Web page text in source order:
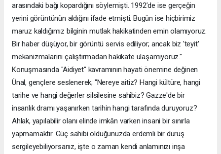
arasındaki bağı kopardığını söylemişti. 1992’de ise gerçeğin
yerini görüntünün aldığını ifade etmişti. Bugün ise hiçbirimiz
maruz kaldığımız bilginin mutlak hakikatinden emin olamıyoruz.
Bir haber düşüyor, bir görüntü servis ediliyor; ancak biz 'teyit'
mekanizmalarını çalıştırmadan hakikate ulaşamıyoruz."
Konuşmasında "Aidiyet" kavramının hayati önemine değinen
Ünal, gençlere seslenerek; "Nereye aitiz? Hangi kültüre, hangi
tarihe ve hangi değerler silsilesine sahibiz? Gazze'de bir
insanlık dramı yaşanırken tarihin hangi tarafında duruyoruz?
Ahlak, yapılabilir olanı elinde imkân varken insani bir sınırla
yapmamaktır. Güç sahibi olduğunuzda erdemli bir duruş
sergileyebiliyorsanız, işte o zaman kendi anlamınızı inşa